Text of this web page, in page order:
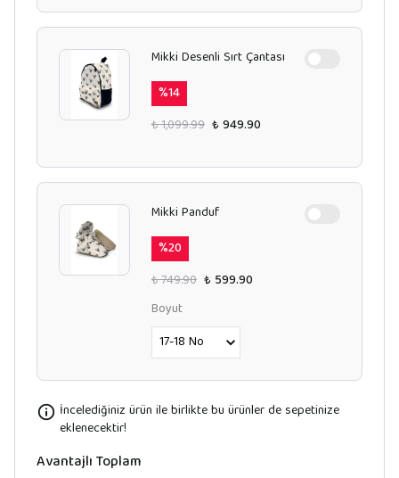
Mikki Desenli Sırt Çantası
%14
₺ 1,099.99 ₺ 949.90
Mikki Panduf
%20
₺ 749.90 ₺ 599.90
Boyut
İncelediğiniz ürün ile birlikte bu ürünler de sepetinize
eklenecektir!
Avantajlı Toplam